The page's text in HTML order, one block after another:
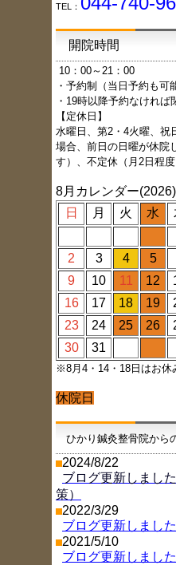
TEL：
開院時間
10：00～21：00
・予約制（当日予約も可
・19時以降予約なければ
【定休日】
水曜日、第2・4火曜、祝
場合、前日の日曜が休院
す）、不定休（月2日程度
8月カレンダー(2026)
日
月 火 水
2
3 4 5
9
10 11 12
16
17 18 19
23
24 25 26
30
31
※8月4・14・18日はお休
休院日
ひかり鍼灸整骨院から
2024/8/22
ブログ更新しまし
策）
2022/3/29
ブログ更新しまし
2021/5/10
ブログ更新しまし